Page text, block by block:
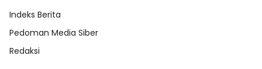
Indeks Berita
Pedoman Media Siber
Redaksi